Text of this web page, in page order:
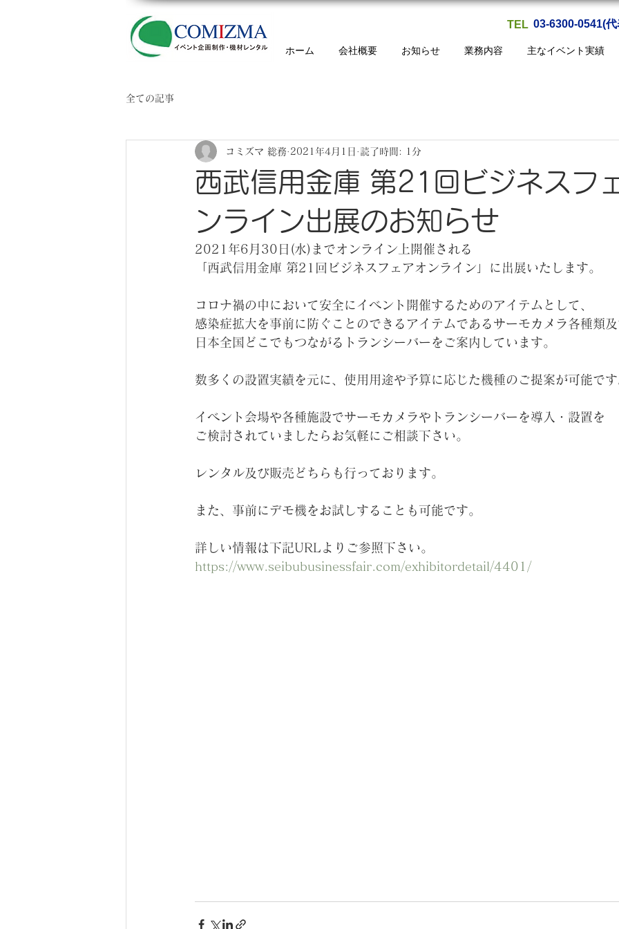
03-6300-0541(代
TEL
ホーム 会社概要 お知らせ 業務内容 主なイベント実績
全ての記事
西武信用金庫 第21回ビジネスフ
ンライン出展のお知らせ
コミズマ 総務 2021年4月1日 読了時間: 1分
2021年6月30日(水)までオンライン上開催される
「西武信用金庫 第21回ビジネスフェアオンライン」に出展いたします。
コロナ禍の中において安全にイベント開催するためのアイテムとして、
感染症拡大を事前に防ぐことのできるアイテムであるサーモカメラ各種類
日本全国どこでもつながるトランシーバーをご案内しています。
数多くの設置実績を元に、使用用途や予算に応じた機種のご提案が可能で
イベント会場や各種施設でサーモカメラやトランシーバーを導入・設置を
ご検討されていましたらお気軽にご相談下さい。
レンタル及び販売どちらも行っております。
また、事前にデモ機をお試しすることも可能です。
詳しい情報は下記URLよりご参照下さい。
https://www.seibubusinessfair.com/exhibitordetail/4401/